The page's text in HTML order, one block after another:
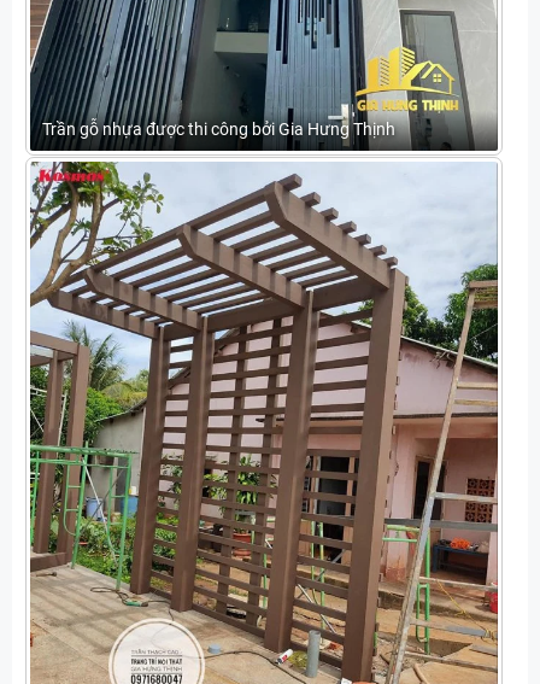
Trần gỗ nhựa được thi công bởi Gia Hưng Thịnh